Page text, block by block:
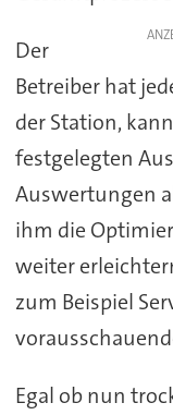
Der
Betreiber hat
der Station,
festgelegten
Auswertungen
ihm die
weiter
zum Beispiel
Egal ob nun